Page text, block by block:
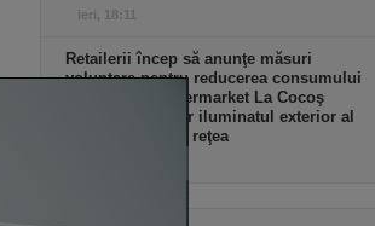
ieri, 18:11
Retailerii încep să anunţe măsuri
voluntare pentru reducerea consumului
de energie. Supermarket La Cocoş
opreşte temporar iluminatul exterior al
magazinelor din reţea